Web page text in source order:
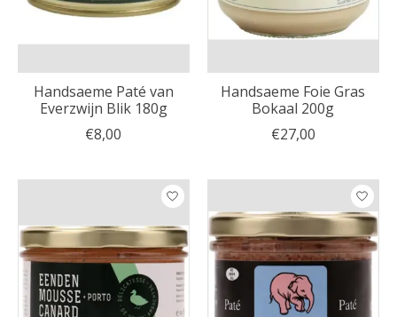
Handsaeme Paté van
Everzwijn Blik 180g
€8,00
Handsaeme Foie Gras
Bokaal 200g
€27,00